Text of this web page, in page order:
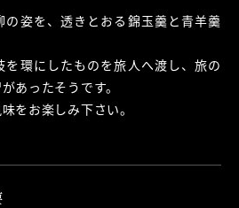
の姿を、透きとおる錦玉羹と青羊羹
環にしたものを旅人へ渡し、旅の
あったそうです。
をお楽しみ下さい。